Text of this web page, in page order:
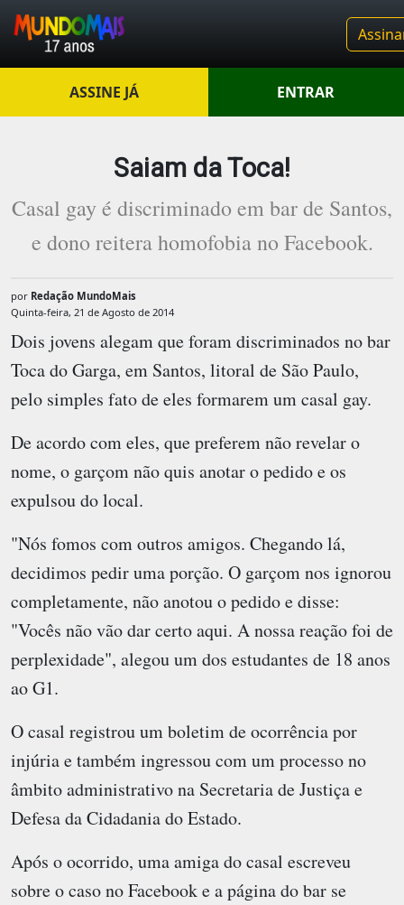
ASSINE JÁ ENTRAR
Saiam da Toca!
Casal gay é discriminado em bar de Santos,
e dono reitera homofobia no Facebook.
por Redação MundoMais
Quinta-feira, 21 de Agosto de 2014
Dois jovens alegam que foram discriminados no bar
Toca do Garga, em Santos, litoral de São Paulo,
pelo simples fato de eles formarem um casal gay.
De acordo com eles, que preferem não revelar o
nome, o garçom não quis anotar o pedido e os
expulsou do local.
"Nós fomos com outros amigos. Chegando lá,
decidimos pedir uma porção. O garçom nos ignorou
completamente, não anotou o pedido e disse:
"Vocês não vão dar certo aqui. A nossa reação foi de
perplexidade", alegou um dos estudantes de 18 anos
ao G1.
O casal registrou um boletim de ocorrência por
injúria e também ingressou com um processo no
âmbito administrativo na Secretaria de Justiça e
Defesa da Cidadania do Estado.
Após o ocorrido, uma amiga do casal escreveu
sobre o caso no Facebook e a página do bar se